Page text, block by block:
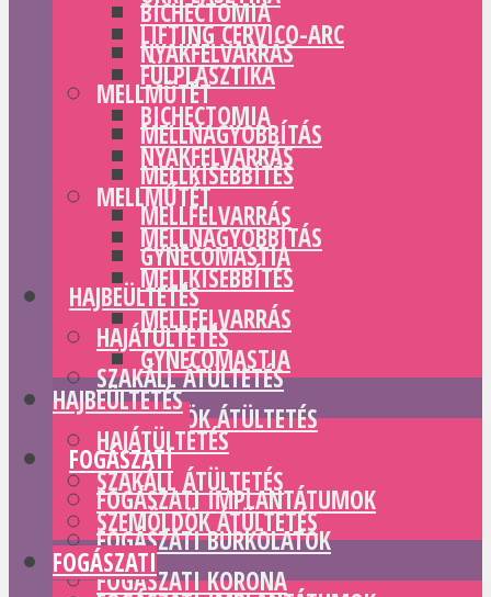
BICHECTOMIA
NYAKFELVARRÁS
MELLMŰTÉT
MELLNAGYOBBÍTÁS
MELLKISEBBÍTÉS
MELLFELVARRÁS
GYNECOMASTIA
HAJBEÜLTETÉS
HAJÁTÜLTETÉS
SZAKÁLL ÁTÜLTETÉS
SZEMÖLDÖK ÁTÜLTETÉS
FOGÁSZATI
FOGÁSZATI IMPLANTÁTUMOK
FOGÁSZATI BURKOLATOK
FOGÁSZATI KORONA
LIFTING CERVICO-ARC
FÜLPLASZTIKA
BICHECTOMIA
NYAKFELVARRÁS
MELLMŰTÉT
MELLNAGYOBBÍTÁS
MELLKISEBBÍTÉS
MELLFELVARRÁS
GYNECOMASTIA
HAJBEÜLTETÉS
HAJÁTÜLTETÉS
SZAKÁLL ÁTÜLTETÉS
SZEMÖLDÖK ÁTÜLTETÉS
FOGÁSZATI